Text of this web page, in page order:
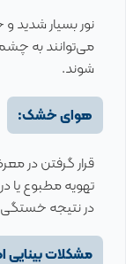
نور بسیار شدید
می‌توانند به
شوند.
هوای خشک:
قرار گرفتن در
تهویه مطبوع
در نتیجه
مشکلات بینایی